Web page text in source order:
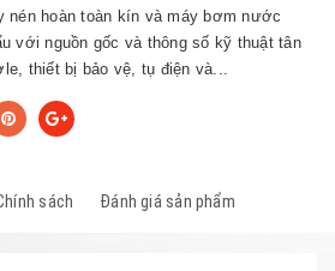
nén hoàn toàn kín và máy bơm nước
với nguồn gốc và thông số kỹ thuật tân
thiết bị bảo vệ, tụ điện và...
sách Đánh giá sản phẩm